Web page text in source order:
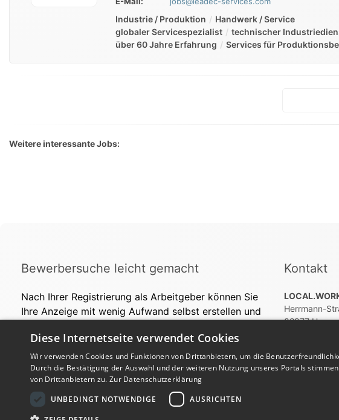
Industrie / Produktion
Handwerk / Service
globaler Servicespezialist
technischer
über 60 Jahre Erfahrung
Services für
Weitere interessante Jobs:
Bewerbersuche leicht gemacht
Nach Ihrer Registrierung als Arbeitgeber können Sie
Ihre Anzeige mit wenig Aufwand selbst erstellen und
Ihr Stellenangebot und Sie passende Kandidat*innen!
Kontakt
Herrmann-
02977
Telefon: Tel.
Diese Internetseite verwendet Cookies
Wir verwenden Cookies und Funktionen von Drittanbietern, um die
Durch die Bestätigung der Auswahl und der weiteren Nutzung unseres Portals
von Drittanbietern zu. Zur Datenschutzerklärung
UNBEDINGT NOTWENDIGE
AUSRICHTEN